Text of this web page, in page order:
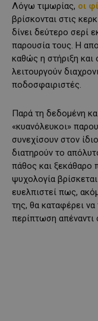
Λόγω τιμωρίας, οι
βρίσκονται στις
δίνει δεύτερο σερί
παρουσία τους. Η
καθώς η στήριξη
λειτουργούν
ποδοσφαιριστές.
Παρά τη δεδομένη
«κυανόλευκοι»
συνεχίσουν στον
διατηρούν το
πάθος και ξεκάθαρο
ψυχολογία
ευελπιστεί πως,
της, θα καταφέρει να
περίπτωση